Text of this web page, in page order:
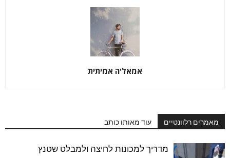
אמאל'ה אמיתית
מאמרים רלוונטיים עוד מאותו כותב
מדריך למכונות לחיצה ולמבלט שטנץ